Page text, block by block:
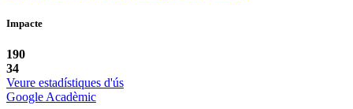
Impacte
190
34
Veure estadístiques d'ús
Google Acadèmic